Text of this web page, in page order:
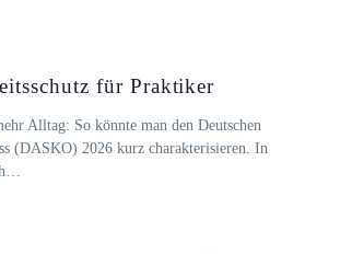
für Praktiker
Alltag: So könnte man den Deutschen
(DASKO) 2026 kurz charakterisieren. In